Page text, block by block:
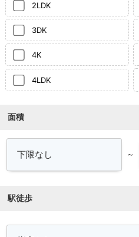
2LDK
3DK
4K
4LDK
面積
～
駅徒歩